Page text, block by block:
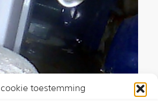
toestemming